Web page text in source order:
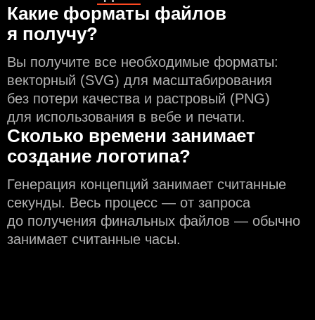
Какие форматы файлов
я получу?
Вы получите все необходимые форматы:
векторный (SVG) для масштабирования
без потери качества и растровый (PNG)
для использования в вебе и печати.
Сколько времени занимает
создание логотипа?
Генерация концепций занимает считанные
секунды. Весь процесс — от запроса
до получения финальных файлов — обычно
занимает считанные часы.